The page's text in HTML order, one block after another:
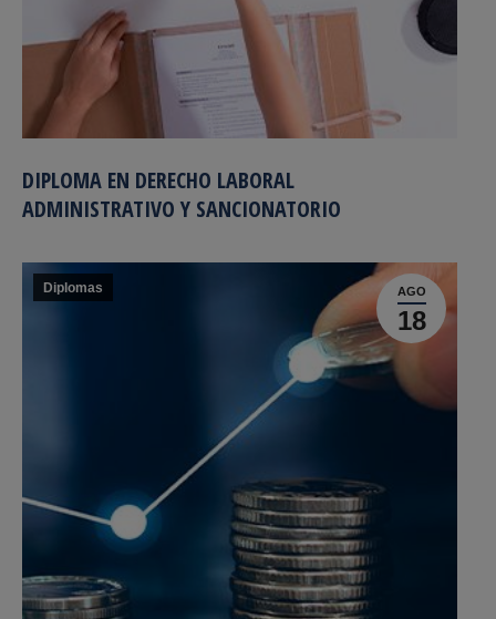
DIPLOMA EN DERECHO LABORAL
ADMINISTRATIVO Y SANCIONATORIO
AGO
18
Diplomas